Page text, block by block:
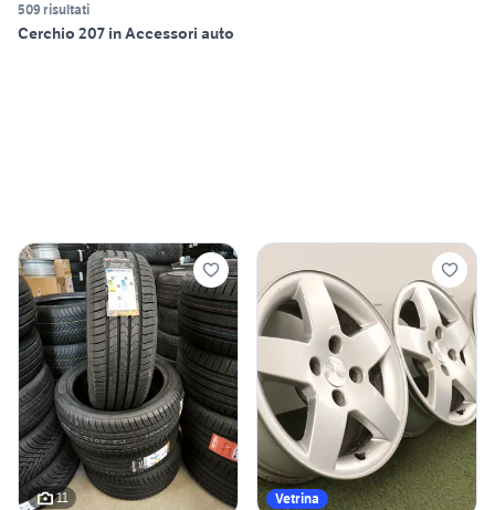
509 risultati
Cerchio 207 in Accessori auto
11 Vetrina